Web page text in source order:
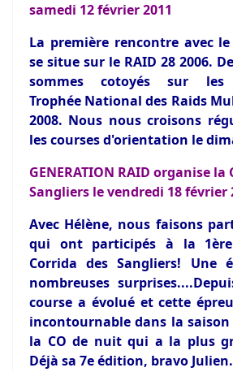
samedi 12 février 2011
La première rencontre avec
se situe sur le RAID 28 2006.
sommes cotoyés sur
Trophée National des Raids
2008. Nous nous croisons
les courses d'orientation le
GENERATION RAID organise la
Sangliers le vendredi 18 février
Avec Hélène, nous faisons
qui ont participés à la
Corrida des Sangliers! Une
nombreuses
course a évolué et cette
incontournable dans la
la CO de nuit qui a la plus
Déjà sa 7e édition, bravo Julien.